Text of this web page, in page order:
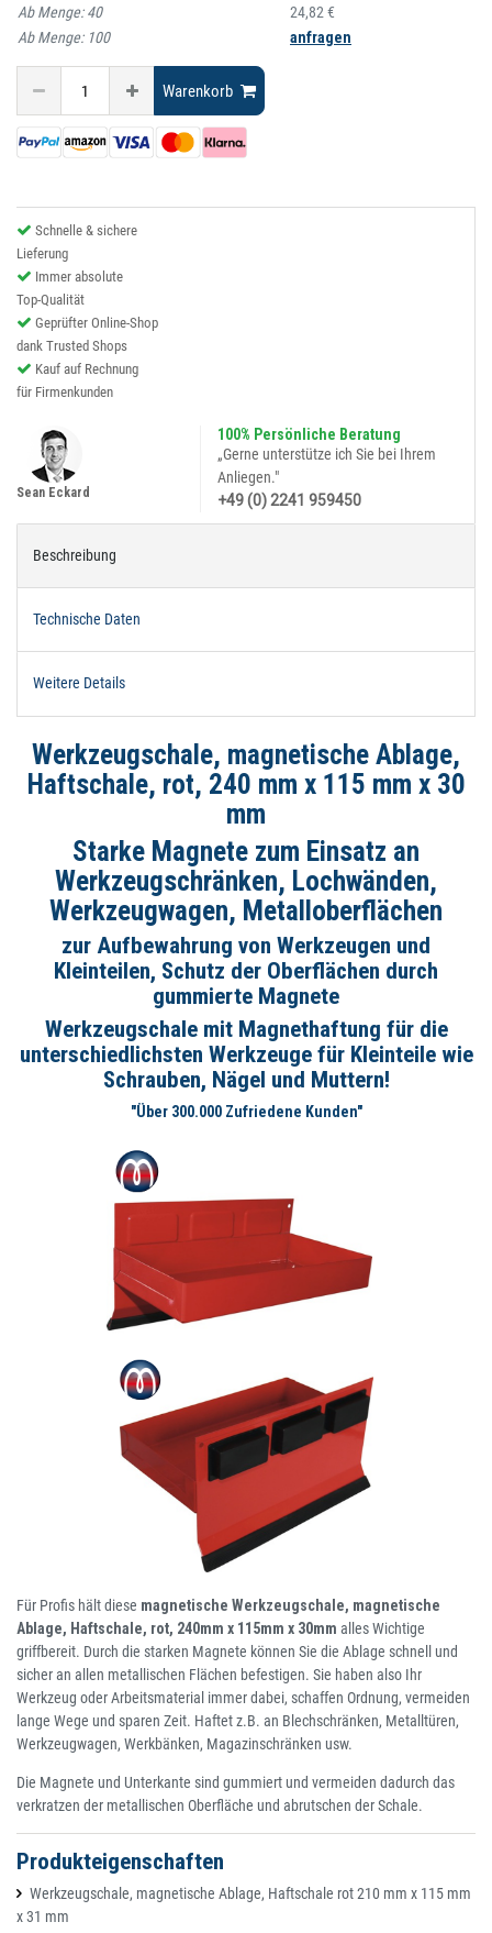
Ab Menge:40
24,82 €
Ab Menge: 100 anfragen
Warenkorb
Schnelle & sichere
Lieferung
Immer absolute
Top-Qualität
Geprüfter Online-Shop
dank Trusted Shops
Kauf auf Rechnung
für Firmenkunden
100% Persönliche Beratung
„Gerne unterstütze ich Sie bei Ihrem
Anliegen."
+49 (0) 2241 959450
Sean Eckard
Beschreibung
Technische Daten
Weitere Details
Werkzeugschale, magnetische Ablage,
Haftschale, rot, 240 mm x 115 mm x 30
mm
Starke Magnete zum Einsatz an
Werkzeugschränken, Lochwänden,
Werkzeugwagen, Metalloberflächen
zur Aufbewahrung von Werkzeugen und
Kleinteilen, Schutz der Oberflächen durch
gummierte Magnete
Werkzeugschale mit Magnethaftung für die
unterschiedlichsten Werkzeuge für Kleinteile wie
Schrauben, Nägel und Muttern!
"Über 300.000 Zufriedene Kunden"
Für Profis hält diese magnetische Werkzeugschale, magnetische
Ablage, Haftschale, rot, 240mm x 115mm x 30mm alles Wichtige
griffbereit. Durch die starken Magnete können Sie die Ablage schnell und
sicher an allen metallischen Flächen befestigen. Sie haben also Ihr
Werkzeug oder Arbeitsmaterial immer dabei, schaffen Ordnung, vermeiden
lange Wege und sparen Zeit. Haftet z.B. an Blechschränken, Metalltüren,
Werkzeugwagen, Werkbänken, Magazinschränken usw.
Die Magnete und Unterkante sind gummiert und vermeiden dadurch das
verkratzen der metallischen Oberfläche und abrutschen der Schale.
Produkteigenschaften
Werkzeugschale, magnetische Ablage, Haftschale rot 210 mm x 115 mm
x 31 mm